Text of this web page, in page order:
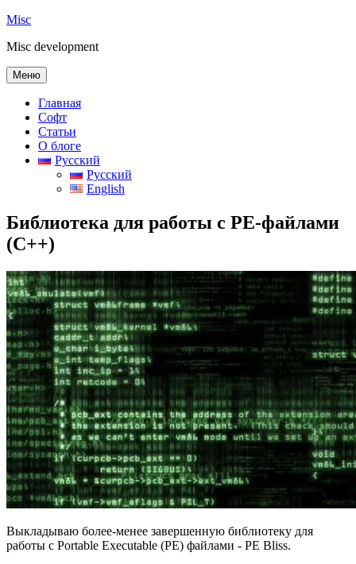
Перейти
содержимому
Misc
Misc development
Меню
Главная
Софт
Статьи
О блоге
Русский
Русский
English
Библиотека для работы с PE-файлами
(C++)
Выкладываю более-менее завершенную библиотеку для
работы с Portable Executable (PE) файлами - PE Bliss.